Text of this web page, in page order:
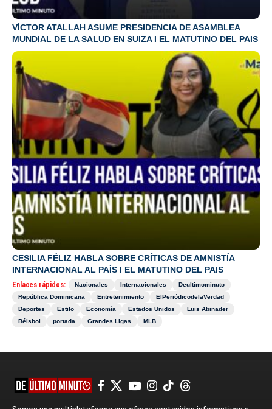
VÍCTOR ATALLAH ASUME PRESIDENCIA DE ASAMBLEA
MUNDIAL DE LA SALUD EN SUIZA I EL MATUTINO DEL PAIS
CESILIA FÉLIZ HABLA SOBRE CRÍTICAS DE AMNISTÍA
INTERNACIONAL AL PAÍS I EL MATUTINO DEL PAIS
Enlaces rápidos: Nacionales Internacionales
Deultimominuto
República Dominicana
Entretenimiento
ElPeriódicodelaVerdad
Deportes
Estilo Economía Estados Unidos
Luis Abinader
Béisbol
portada Grandes Ligas MLB